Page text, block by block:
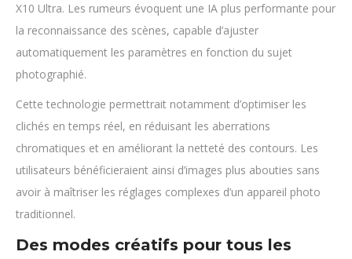
X10 Ultra. Les rumeurs évoquent une IA plus performante pour
la reconnaissance des scènes, capable d’ajuster
automatiquement les paramètres en fonction du sujet
photographié.
Cette technologie permettrait notamment d’optimiser les
clichés en temps réel, en réduisant les aberrations
chromatiques et en améliorant la netteté des contours. Les
utilisateurs bénéficieraient ainsi d’images plus abouties sans
avoir à maîtriser les réglages complexes d’un appareil photo
traditionnel.
Des modes créatifs pour tous les